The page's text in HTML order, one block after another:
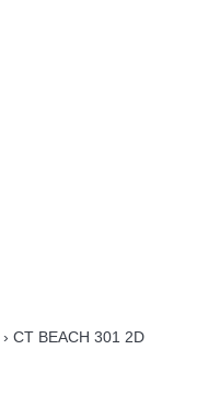
› CT BEACH 301 2D